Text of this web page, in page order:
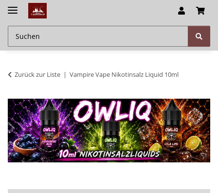
Zurück zur Liste Vampire Vape Nikotinsalz Liquid 10ml